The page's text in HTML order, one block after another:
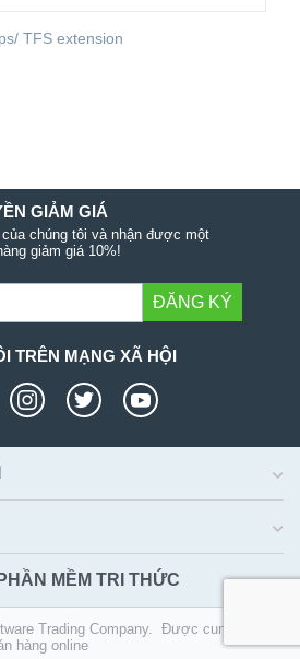
TFS extension
GIẢM GIÁ
chúng tôi và nhận được một
giảm giá 10%!
ĐĂNG KÝ
TRÊN MẠNG XÃ HỘI
MỀM TRI THỨC
Trading Company. Được cung cấp
hàng online